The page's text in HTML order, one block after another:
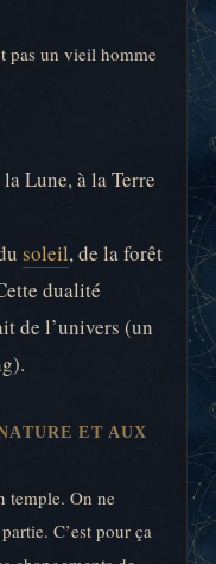
pas un vieil homme
Lune, à la Terre
soleil, de la forêt
dualité
de l’univers (un
ET AUX
temple. On ne
C’est pour ça